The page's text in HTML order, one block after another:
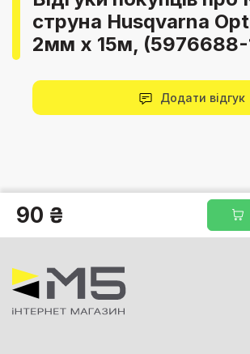
струна Husqvarna
2мм x 15м, (5976688-
Додати відгук
90 ₴